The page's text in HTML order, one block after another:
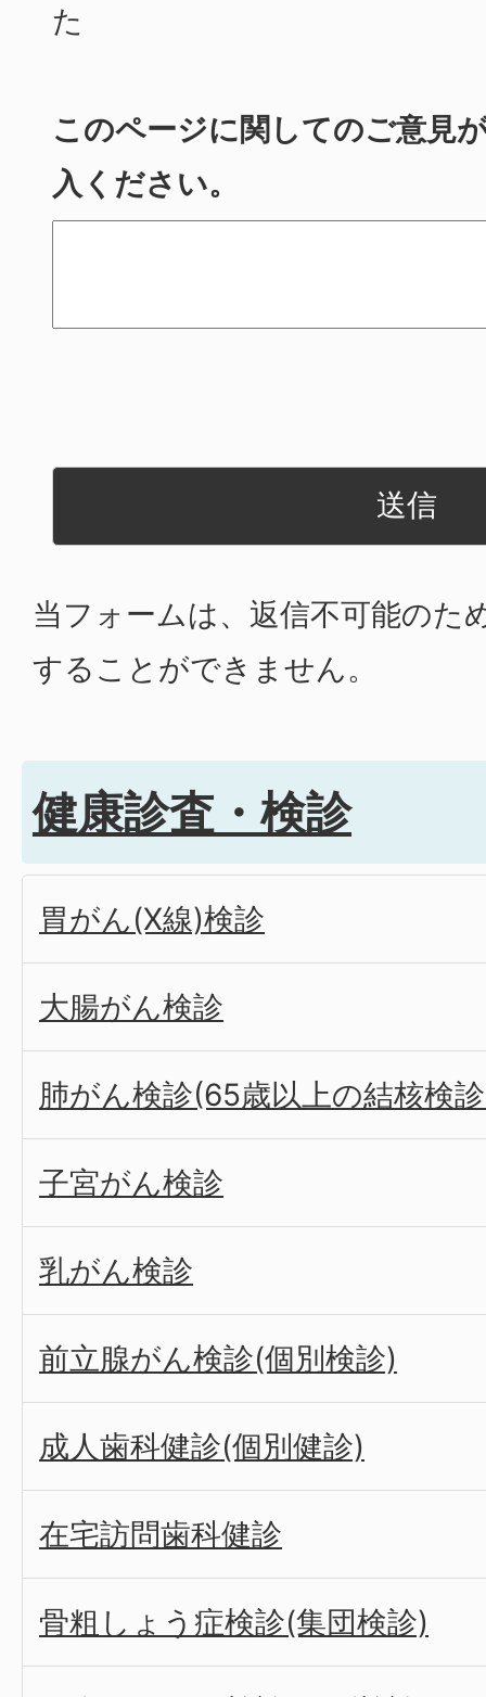
た
このページに関してのご意見
入ください。
当フォームは、返信不可能のた
することができません。
健康診査・検診
胃がん(X線)検診
大腸がん検診
肺がん検診(65歳以上の結核検
子宮がん検診
乳がん検診
前立腺がん検診(個別検診)
成人歯科健診(個別健診)
在宅訪問歯科健診
骨粗しょう症検診(集団検診)